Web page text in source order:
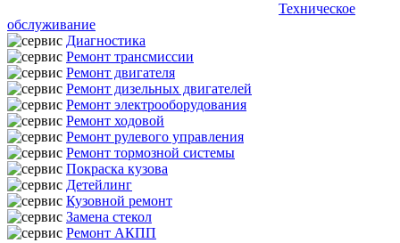
Техническое
обслуживание
Диагностика
Ремонт трансмиссии
Ремонт двигателя
Ремонт дизельных двигателей
Ремонт электрооборудования
Ремонт ходовой
Ремонт рулевого управления
Ремонт тормозной системы
Покраска кузова
Детейлинг
Кузовной ремонт
Замена стекол
Ремонт АКПП